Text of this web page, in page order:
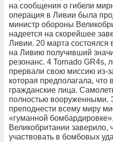
на сообщения о гибели
операция в Ливии была
министр обороны
надеется на скорейшее
Ливии. 20 марта состоялся
на Ливию получивший
резонанс. 4 Tornado GR4s,
прервали свою миссию из-
которая предполагала, что
гражданские лица.
полностью вооруженными.
преподнести всему миру
«гуманной
Великобритании заверило,
участвовать в бомбовых